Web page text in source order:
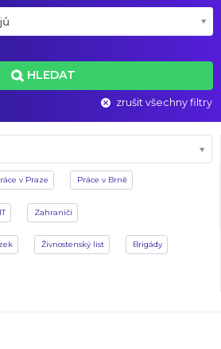
HLEDAT
zrušit všechny filtry
v Praze Práce v Brně
Zahraničí
Živnostenský list Brigády